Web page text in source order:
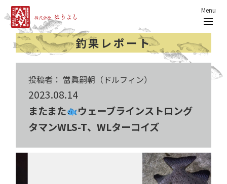
Menu
釣果レポート
投稿者： 當眞嗣朝（ドルフィン）
2023.08.14
またまた
ウェーブラインストロング
タマンWLS-T、WLターコイズ